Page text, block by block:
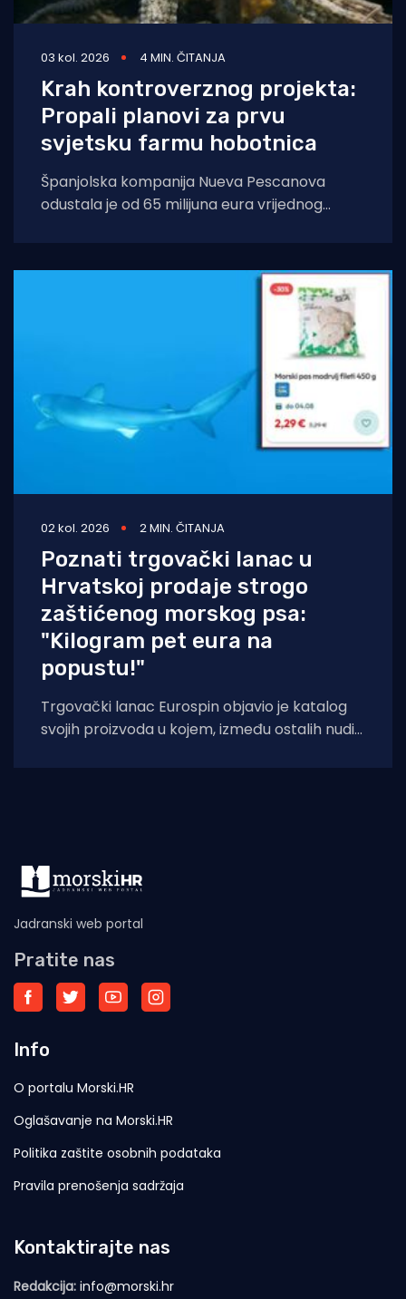
03 kol. 2026 4 MIN. ČITANJA
Krah kontroverznog projekta:
Propali planovi za prvu
svjetsku farmu hobotnica
Španjolska kompanija Nueva Pescanova
odustala je od 65 milijuna eura vrijednog
02 kol. 2026 2 MIN. ČITANJA
Poznati trgovački lanac u
Hrvatskoj prodaje strogo
zaštićenog morskog psa:
"Kilogram pet eura na
popustu!"
Trgovački lanac Eurospin objavio je katalog
svojih proizvoda u kojem, između ostalih nudi
Jadranski web portal
Pratite nas
Info
O portalu Morski.HR
Oglašavanje na Morski.HR
Politika zaštite osobnih podataka
Pravila prenošenja sadržaja
Kontaktirajte nas
Redakcija: info@morski.hr